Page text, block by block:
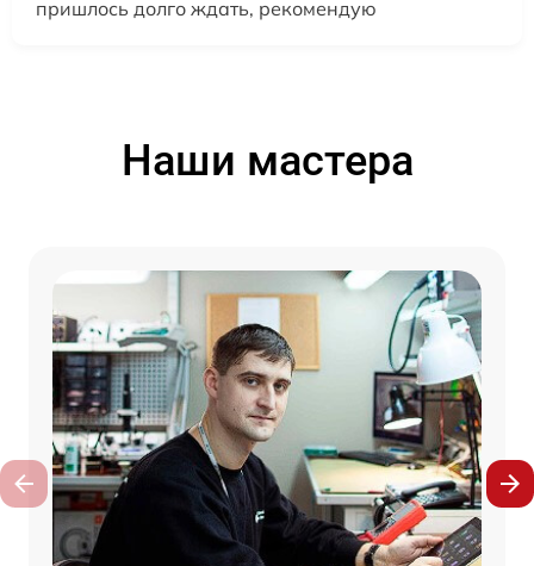
пришлось долго ждать, рекомендую
Наши мастера